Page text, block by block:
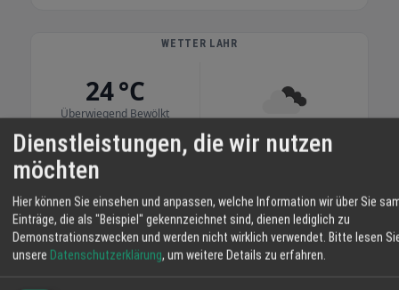
Rinder stehen in Mutterkuhhaltung auf
langsam heran und Sie erhalten Produkte mit
nachvollziehbarer Herkunft. Im Hofladen
Eier, Brot, Obst und weitere Erzeugnisse aus
unterstützen die Pflege der umliegenden
Flächen. Auf dem Schmiederhof erleben Sie
Landwirtschaft, die nah, transparent und
eingebunden in die Umgebung arbeitet. Ihre
WETTER LAHR
24 °C
Überwiegend Bewölkt
06:11 22 % NW 3 km/h 20:57
34° / 16° 37° / 23°
20 %
36° / 20°
73 %
Dienstleistungen, die wir nutzen
möchten
Hier können Sie einsehen und anpassen, welche Information wir über Sie
Einträge, die als "Beispiel" gekennzeichnet sind, dienen lediglich zu
Demonstrationszwecken und werden nicht wirklich verwendet. Bitte lesen
unsere Datenschutzerklärung, um weitere Details zu erfahren.